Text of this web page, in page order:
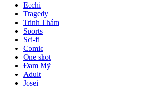
Ecchi
Tragedy
Trinh Thám
Sports
Sci-fi
Comic
One shot
Đam Mỹ
Adult
Josei